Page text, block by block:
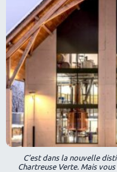
C’est dans la nouvelle
Chartreuse Verte. Mais